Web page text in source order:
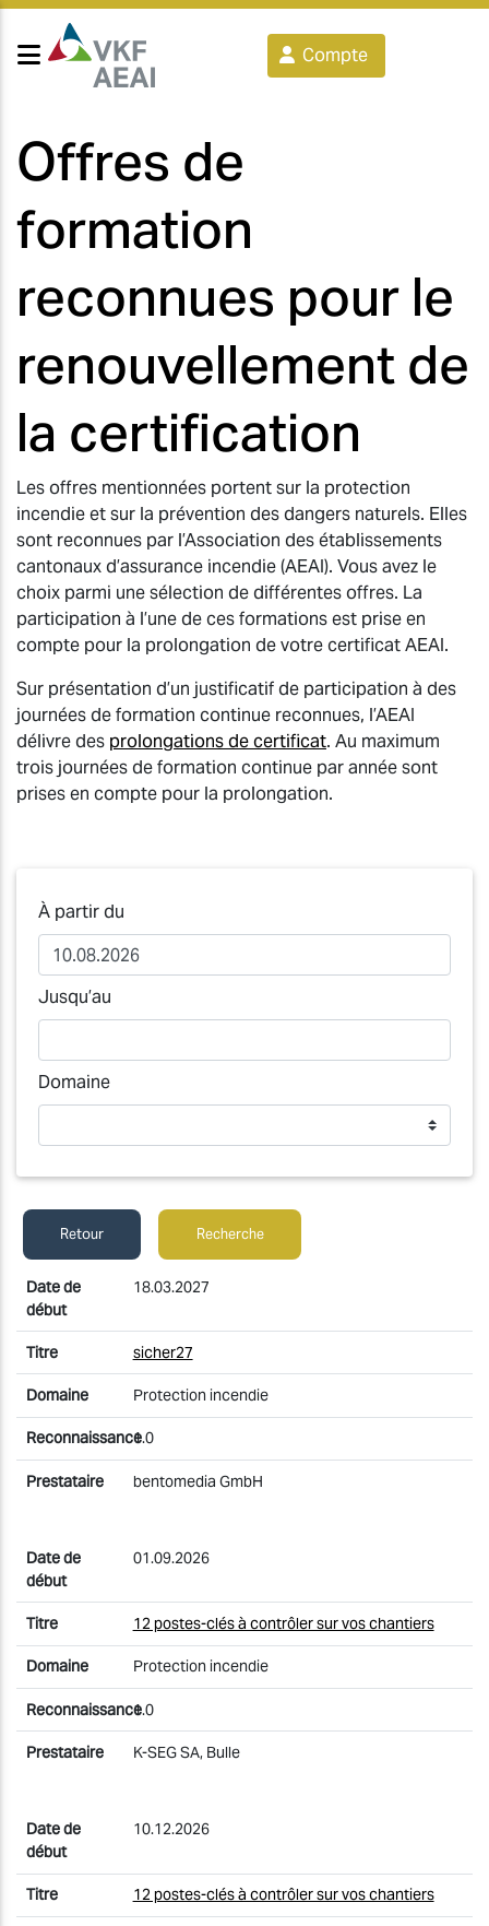
Compte
Offres de
formation
reconnues pour le
renouvellement de
la certification
Les offres mentionnées portent sur la protection
incendie et sur la prévention des dangers naturels. Elles
sont reconnues par l’Association des établissements
cantonaux d’assurance incendie (AEAI). Vous avez le
choix parmi une sélection de différentes offres. La
participation à l’une de ces formations est prise en
compte pour la prolongation de votre certificat AEAI.
Sur présentation d’un justificatif de participation à des
journées de formation continue reconnues, l’AEAI
délivre des prolongations de certificat. Au maximum
trois journées de formation continue par année sont
prises en compte pour la prolongation.
À partir du
Jusqu’au
Domaine
Retour Recherche
18.03.2027
sicher27
Protection incendie
1.0
bentomedia GmbH
01.09.2026
12 postes-clés à contrôler sur vos chantiers
Protection incendie
1.0
K-SEG SA, Bulle
10.12.2026
12 postes-clés à contrôler sur vos chantiers